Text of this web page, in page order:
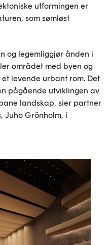
utformingen er
som sømløst
og legemliggjør ånden i
området med byen og
levende urbant rom. Det
pågående utviklingen av
landskap, sier partner
Juho Grönholm, i